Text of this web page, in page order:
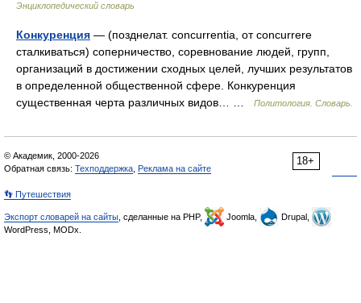
Энциклопедический словарь
Конкуренция — (позднелат. concurrentia, от concurrere
сталкиваться) соперничество, соревнование людей, групп,
организаций в достижении сходных целей, лучших результатов
в определенной общественной сфере. Конкуренция
существенная черта различных видов… …
Политология. Словарь.
18+
© Академик, 2000-2026
Обратная связь: Техподдержка Реклама на сайте
👣 Путешествия
Экспорт словарей на сайты , сделанные на PHP, Joomla,
Drupal,
WordPress, MODx.